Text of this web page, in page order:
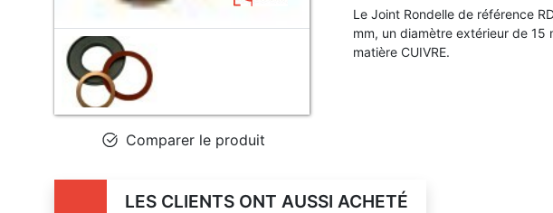
Comparer le produit
Le Joint Rondelle de référence
mm, un diamètre extérieur de 15
matière CUIVRE.
LES CLIENTS ONT AUSSI ACHETÉ